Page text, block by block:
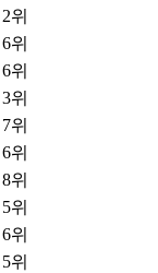
2위
6위
6위
3위
7위
6위
8위
5위
6위
5위